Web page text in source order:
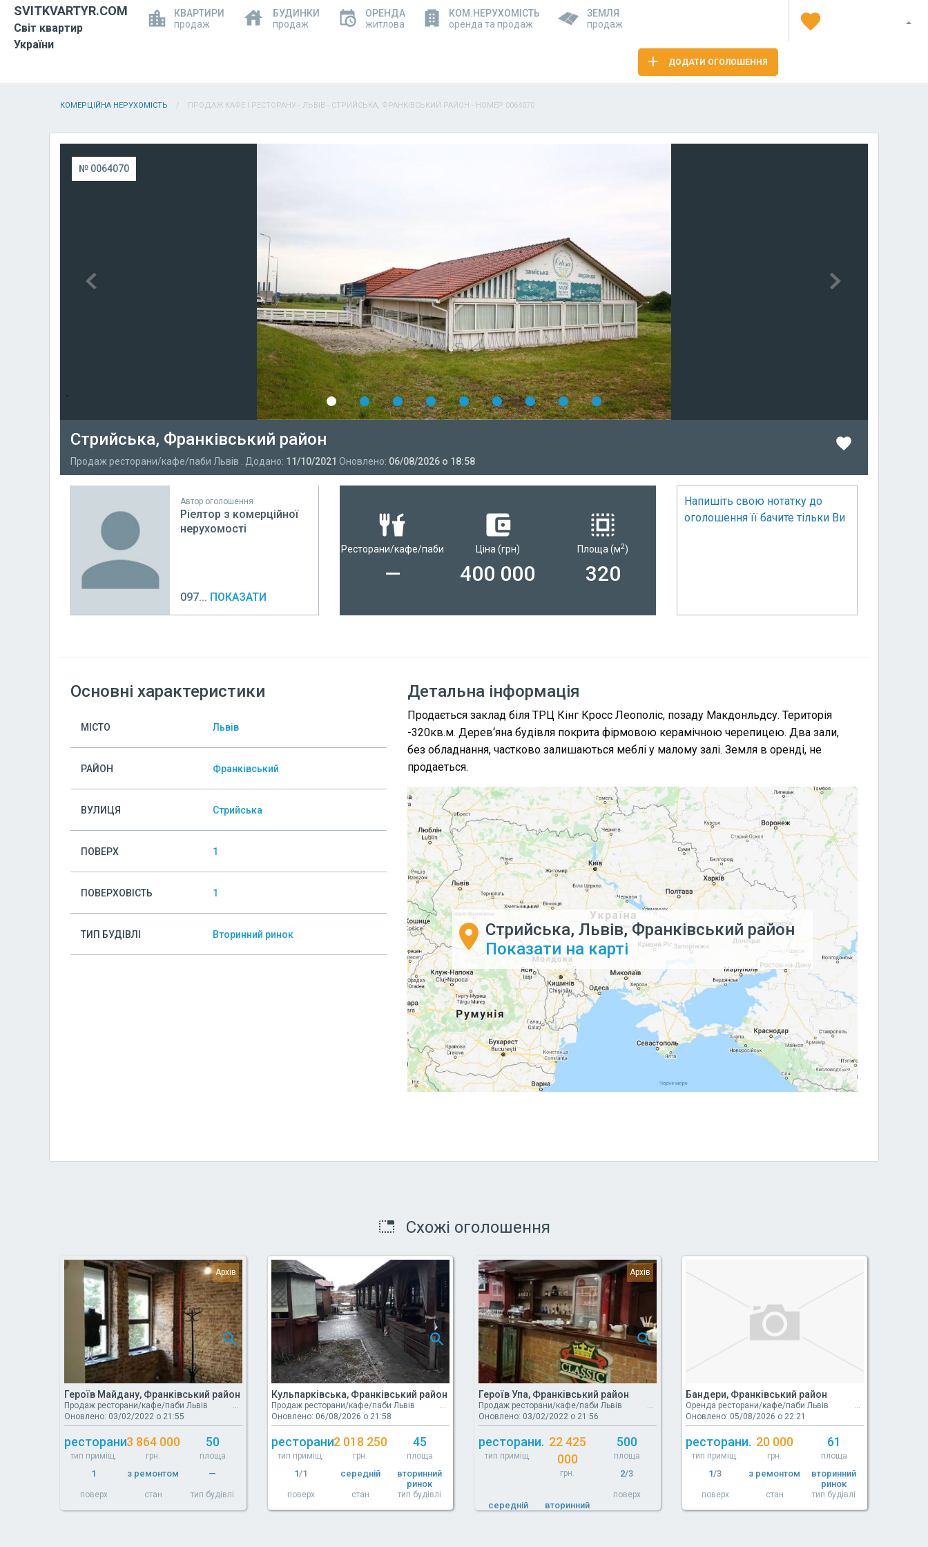
SVITKVARTYR.COM
Світ квартир
України
КВАРТИРИ
продаж
БУДИНКИ
продаж
ОРЕНДА
житлова
КОМ.НЕРУХОМІСТЬ
оренда та продаж
ЗЕМЛЯ
продаж
ДОДАТИ ОГОЛОШЕННЯ
КОМЕРЦІЙНА НЕРУХОМІСТЬ ПРОДАЖ КАФЕ І РЕСТОРАНУ - ЛЬВІВ - СТРИЙСЬКА, ФРАНКІВСЬКИЙ РАЙОН - НОМЕР 0064070
№ 0064070
Стрийська, Франківський район
Продаж ресторани/кафе/паби Львів . Додано: 11/10/2021 Оновлено: 06/08/2026 о 18:58
Автор оголошення
Ріелтор з комерційної
нерухомості
097... ПОКАЗАТИ
Ресторани/кафе/паби
—
Ціна (грн)
400 000
Площа(м2)
320
Напишіть свою нотатку до
оголошення її бачите тільки Ви
Основні характеристики
МІСТО Львів
РАЙОН Франківський
ВУЛИЦЯ Стрийська
ПОВЕРХ 1
ПОВЕРХОВІСТЬ 1
ТИП БУДІВЛІ Вторинний ринок
Детальна інформація
Продається заклад біля ТРЦ Кінг Кросс Леополіс, позаду Макдонльдсу. Територія
-320кв.м. Дерев‘яна будівля покрита фірмовою керамічною черепицею. Два зали,
без обладнання, частково залишаються меблі у малому залі. Земля в оренді, не
продаеться.
Стрийська, Львів, Франківський район
Показати на карті
Схожі оголошення
Героїв Майдану, Франківський район
Продаж ресторани/кафе/паби Львів
Оновлено: 03/02/2022 о 21:55
ресторани.
тип приміщ.
3 864 000
грн.
50
площа
1
поверх
з ремонтом
стан
—
тип будівлі
Кульпарківська, Франківський район
Продаж ресторани/кафе/паби Львів
Оновлено: 06/08/2026 о 21:58
ресторани.
тип приміщ.
2 018 250
грн.
45
площа
1/1
поверх
середній
стан
вторинний
ринок
тип будівлі
Героїв Упа, Франківський район
Продаж ресторани/кафе/паби Львів
Оновлено: 03/02/2022 о 21:56
ресторани.
тип приміщ.
22 425
000
грн.
500
площа
2/3
поверх
середній
вторинний
ринок
Бандери, Франківський район
Оренда ресторани/кафе/паби Львів
Оновлено: 05/08/2026 о 22:21
ресторани.
тип приміщ.
20 000
грн.
61
площа
1/3
поверх
з ремонтом
стан
вторинний
ринок
тип будівлі